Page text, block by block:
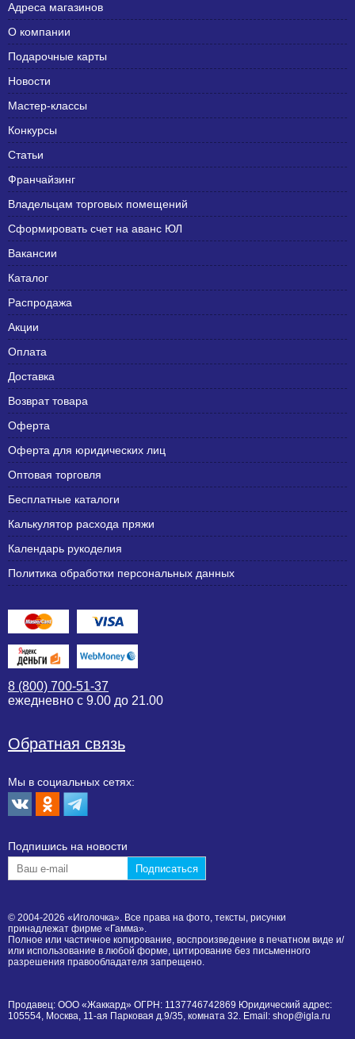
Адреса магазинов
О компании
Подарочные карты
Новости
Мастер-классы
Конкурсы
Статьи
Франчайзинг
Владельцам торговых помещений
Сформировать счет на аванс ЮЛ
Вакансии
Каталог
Распродажа
Акции
Оплата
Доставка
Возврат товара
Оферта
Оферта для юридических лиц
Оптовая торговля
Бесплатные каталоги
Калькулятор расхода пряжи
Календарь рукоделия
Политика обработки персональных данных
8 (800) 700-51-37
ежедневно с 9.00 до 21.00
Обратная связь
Мы в социальных сетях:
Подпишиcь на новости
© 2004-2026 «Иголочка». Все права на фото, тексты, рисунки
принадлежат фирме «Гамма».
Полное или частичное копирование, воспроизведение в печатном виде и/
или использование в любой форме, цитирование без письменного
разрешения правообладателя запрещено.
Продавец: ООО «Жаккард» ОГРН: 1137746742869 Юридический адрес:
105554, Москва, 11-ая Парковая д.9/35, комната 32. Email: shop@igla.ru